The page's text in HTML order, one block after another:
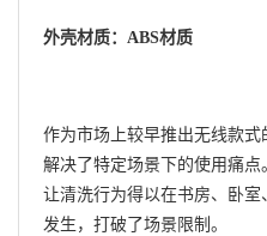
外壳材质：ABS材质
作为市场上较早推出无线款
解决了特定场景下的使用痛点
让清洗行为得以在书房、卧
发生，打破了场景限制。